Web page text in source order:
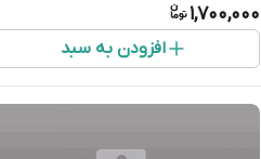
1,700,000
افزودن به سبد